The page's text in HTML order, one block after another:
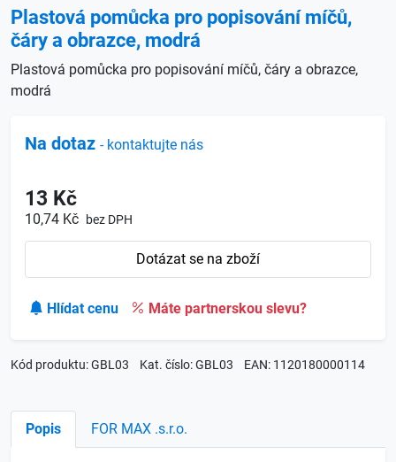
Plastová pomůcka pro popisování míčů,
čáry a obrazce, modrá
Plastová pomůcka pro popisování míčů, čáry a obrazce,
modrá
Na dotaz - kontaktujte nás
13 Kč
10,74 Kč bez DPH
Dotázat se na zboží
Hlídat cenu Máte partnerskou slevu?
Kód produktu: GBL03 Kat. číslo: GBL03 EAN: 1120180000114
Popis FOR MAX .s.r.o.